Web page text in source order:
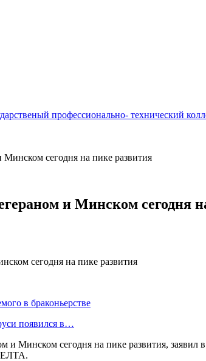
профессионально- технический
сегодня на пике развития
и Минском сегодня
в браконьерстве
появился в…
и Минском сегодня на пике развития,